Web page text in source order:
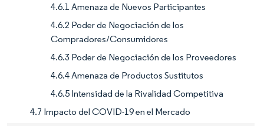
4.6.1 Amenaza de Nuevos Participantes
4.6.2 Poder de Negociación de los
Compradores/Consumidores
4.6.3 Poder de Negociación de los Proveedores
4.6.4 Amenaza de Productos Sustitutos
4.6.5 Intensidad de la Rivalidad Competitiva
4.7 Impacto del COVID-19 en el Mercado